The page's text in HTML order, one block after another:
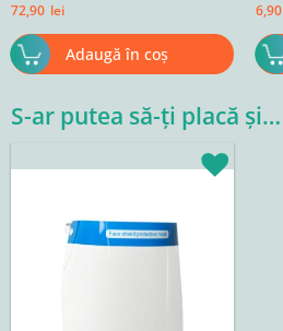
72,90 lei
Adaugă în coș
6,90
S-ar putea să-ți placă și…